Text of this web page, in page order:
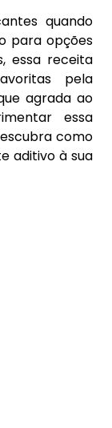
quando
para opções
essa receita
pela
agrada ao
essa
como
aditivo à sua